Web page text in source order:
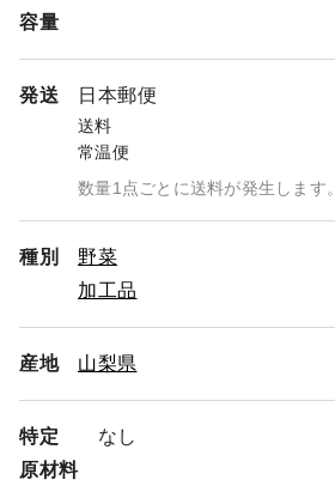
容量
発送 日本郵便
送料
常温便
数量1点ごとに送料が発生します。
種別
野菜
加工品
産地 山梨県
特定
原材料
なし